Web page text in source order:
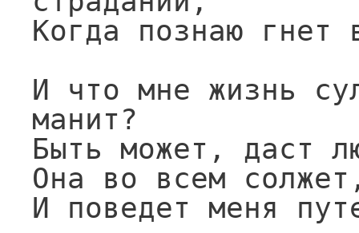
Когда познаю гнет
И что мне жизнь
манит?
Быть может, даст
Она во всем
И поведет меня